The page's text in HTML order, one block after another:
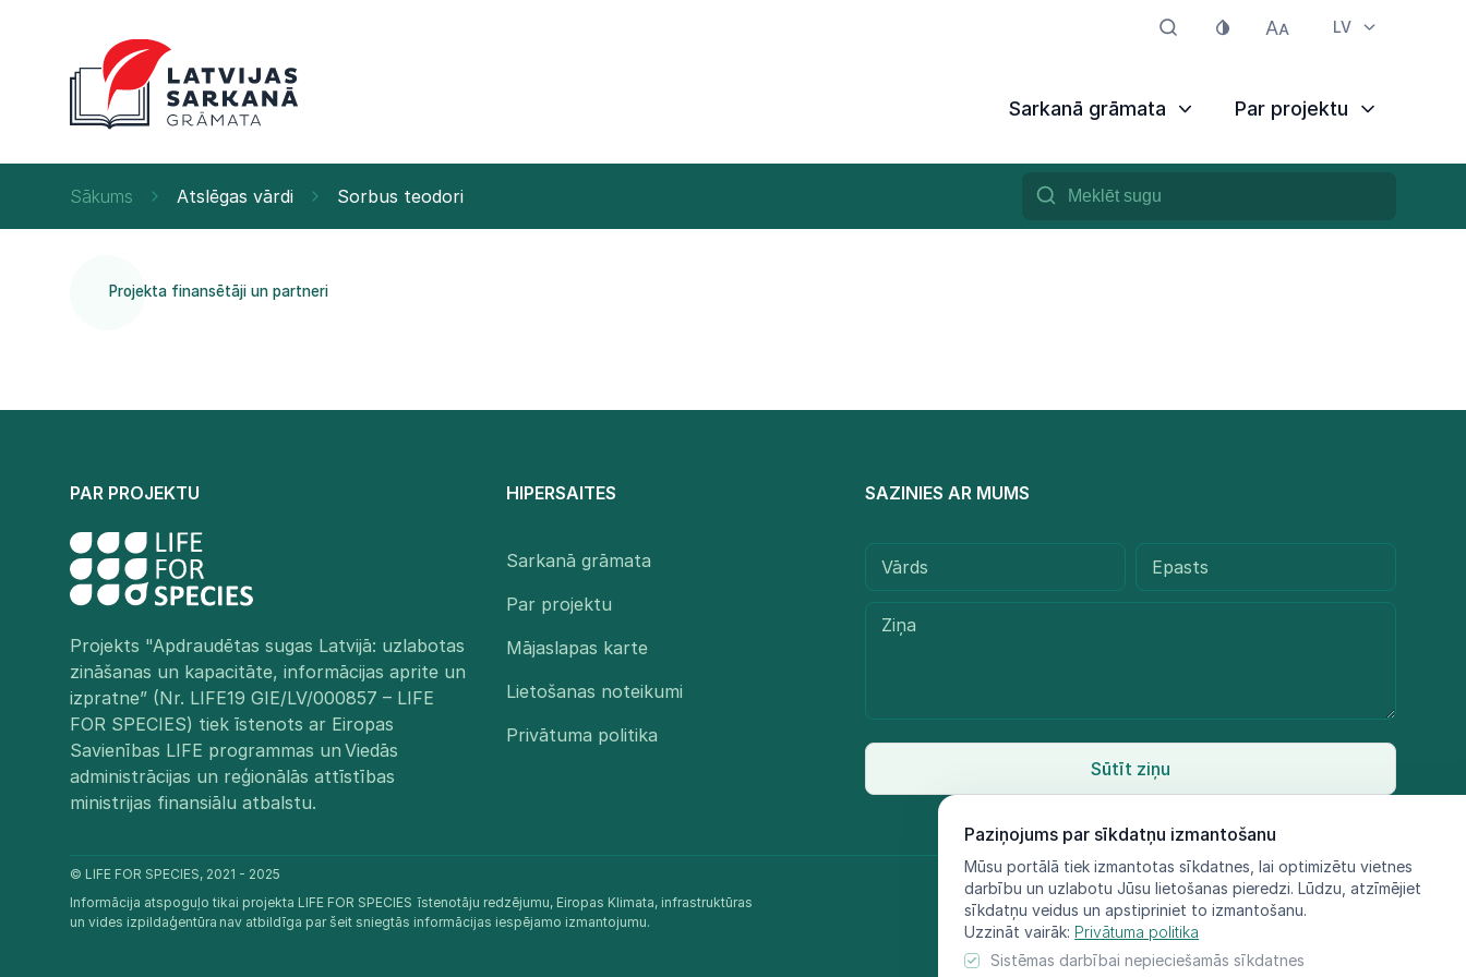
LV
Sarkanā grāmata Par projektu
Paziņojums par sīkdatņu izmantošanu
Mūsu portālā tiek izmantotas sīkdatnes, lai optimizētu vietnes
darbību un uzlabotu Jūsu lietošanas pieredzi. Lūdzu, atzīmējiet
sīkdatņu veidus un apstipriniet to izmantošanu.
Uzzināt vairāk: Privātuma politika
Sistēmas darbībai nepieciešamās sīkdatnes
Sākums Atslēgas vārdi Sorbus teodori
Projekta finansētāji un partneri
PAR PROJEKTU
Projekts "Apdraudētas sugas Latvijā: uzlabotas
zināšanas un kapacitāte, informācijas aprite un
izpratne” (Nr. LIFE19 GIE/LV/000857 – LIFE
FOR SPECIES) tiek īstenots ar Eiropas
Savienības LIFE programmas un Viedās
administrācijas un reģionālās attīstības
ministrijas finansiālu atbalstu.​
HIPERSAITES
Sarkanā grāmata
Par projektu
Mājaslapas karte
Lietošanas noteikumi
Privātuma politika
SAZINIES AR MUMS
Sūtīt ziņu
© LIFE FOR SPECIES, 2021 - 2025
Informācija atspoguļo tikai projekta LIFE FOR SPECIES īstenotāju redzējumu, Eiropas Klimata, infrastruktūras
un vides izpildaģentūra nav atbildīga par šeit sniegtās informācijas iespējamo izmantojumu.​